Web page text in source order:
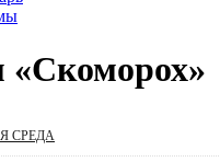
СРЕДА